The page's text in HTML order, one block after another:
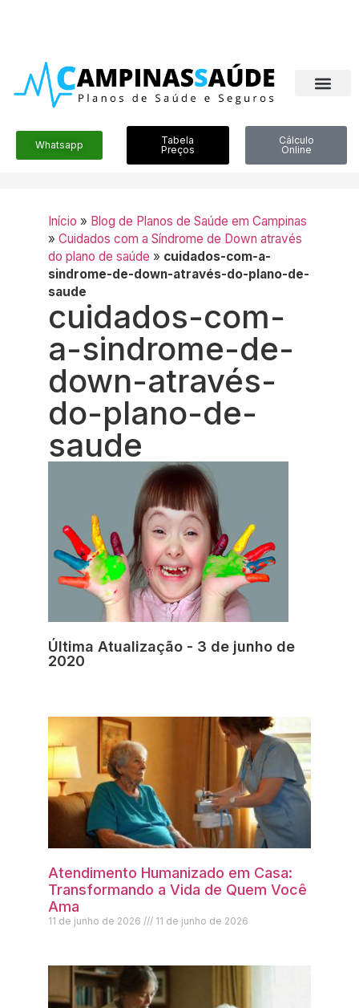
Whatsapp
Tabela
Preços
Cálculo
Online
Início » Blog de Planos de Saúde em Campinas
» Cuidados com a Síndrome de Down através
do plano de saúde » cuidados-com-a-
sindrome-de-down-através-do-plano-de-
saude
cuidados-com-
a-sindrome-de-
down-através-
do-plano-de-
saude
Última Atualização - 3 de junho de
2020
Atendimento Humanizado em Casa:
Transformando a Vida de Quem Você
Ama
11 de junho de 2026 11 de junho de 2026